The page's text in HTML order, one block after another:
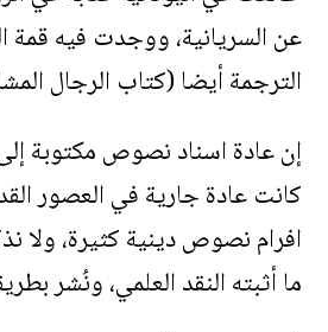
عن السريانية، ووجدت فيه قمة
الترجمة أيضا (كتاب الرجال
إن عادة اسناد نصوص مكتوبة
كانت عادة جارية في العصور
افرام نصوص دينية كثيرة، ولا
ما أثبته النقد العلمي، ونُشر